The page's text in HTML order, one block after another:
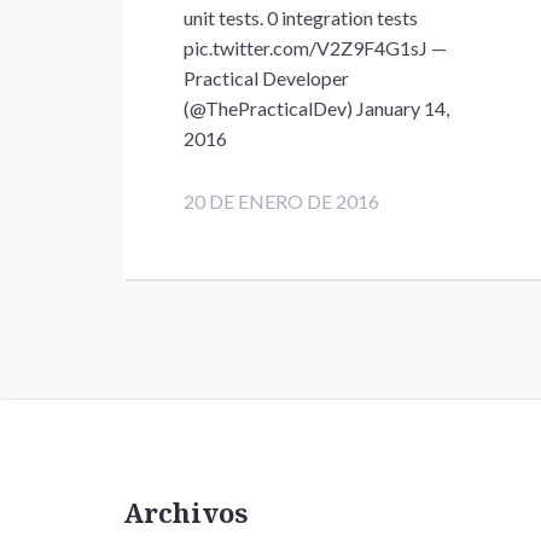
unit tests. 0 integration tests
pic.twitter.com/V2Z9F4G1sJ —
Practical Developer
(@ThePracticalDev) January 14,
2016
20 DE ENERO DE 2016
Archivos